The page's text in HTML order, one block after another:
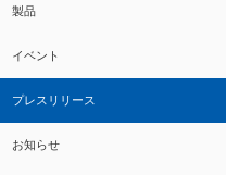
製品
イベント
プレスリリース
お知らせ